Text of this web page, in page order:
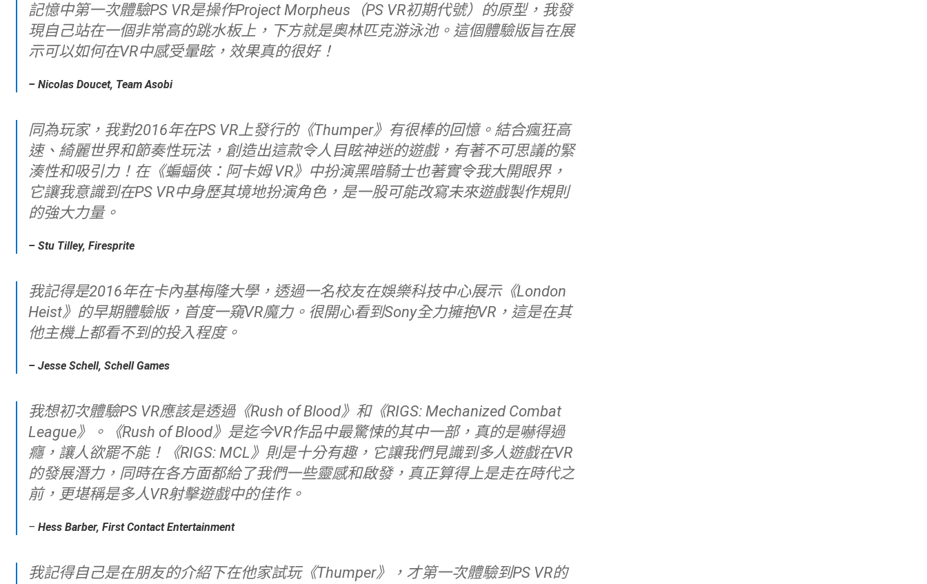
記憶中第一次體驗PS VR是操作Project Morpheus（PS VR初期代號）的原型，我發
現自己站在一個非常高的跳水板上，下方就是奧林匹克游泳池。這個體驗版旨在展
示可以如何在VR中感受暈眩，效果真的很好！
– Nicolas Doucet, Team Asobi
同為玩家，我對2016年在PS VR上發行的《Thumper》有很棒的回憶。結合瘋狂高
速、綺麗世界和節奏性玩法，創造出這款令人目眩神迷的遊戲，有著不可思議的緊
湊性和吸引力！在《蝙蝠俠：阿卡姆 VR》中扮演黑暗騎士也著實令我大開眼界，
它讓我意識到在PS VR中身歷其境地扮演角色，是一股可能改寫未來遊戲製作規則
的強大力量。
– Stu Tilley, Firesprite
我記得是2016年在卡內基梅隆大學，透過一名校友在娛樂科技中心展示《London
Heist》的早期體驗版，首度一窺VR魔力。很開心看到Sony全力擁抱VR，這是在其
他主機上都看不到的投入程度。
– Jesse Schell, Schell Games
我想初次體驗PS VR應該是透過《Rush of Blood》和《RIGS: Mechanized Combat
League》。《Rush of Blood》是迄今VR作品中最驚悚的其中一部，真的是嚇得過
癮，讓人欲罷不能！《RIGS: MCL》則是十分有趣，它讓我們見識到多人遊戲在VR
的發展潛力，同時在各方面都給了我們一些靈感和啟發，真正算得上是走在時代之
前，更堪稱是多人VR射擊遊戲中的佳作。
– Hess Barber, First Contact Entertainment
我記得自己是在朋友的介紹下在他家試玩《Thumper》，才第一次體驗到PS VR的